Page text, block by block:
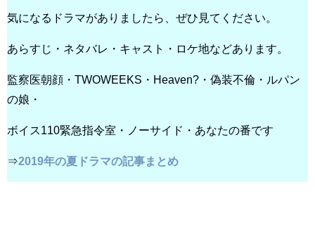
気になるドラマがありましたら、ぜひ見てください。
あらすじ・ネタバレ・キャスト・ロケ地などあります。
監察医朝顔・TWOWEEKS・Heaven?・偽装不倫・ルパン
の娘・
ボイス110緊急指令室・ノーサイド・あなたの番です
⇒2019年の夏ドラマの記事まとめ